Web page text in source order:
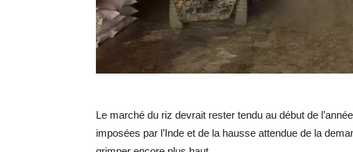
Le marché du riz devrait rester tendu au début de
imposées par l’Inde et de la hausse attendue de la